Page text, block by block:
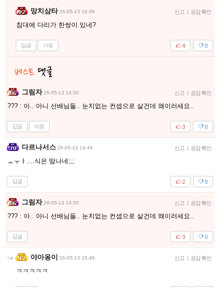
망치삼타 26-05-13 16:39 신고 공감 확인
침대에 다리가 한쌍이 있네?
답글 이동 0
4
그림자 26-05-13 14:50 신고 공감 확인
??? : 아.. 아니 선배님들.. 눈치없는 컨셉으로 살건데 왜이러세요..
답글 이동 0
3
다르나서스 26-05-13 14:44 신고 공감 확인
ㅗㅜㅑ....식은 땀나네;;;
답글 0
2
그림자 26-05-13 14:50 신고 공감 확인
??? : 아.. 아니 선배님들.. 눈치없는 컨셉으로 살건데 왜이러세요..
답글 0
3
야아옹이 26-05-13 15:46 신고 공감 확인
ㅋㅋㅋㅋㅋ